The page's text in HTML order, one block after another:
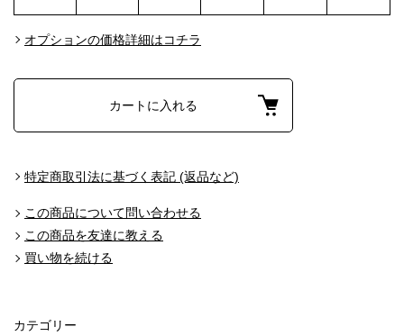
オプションの価格詳細はコチラ
カートに入れる
特定商取引法に基づく表記 (返品など)
この商品について問い合わせる
この商品を友達に教える
買い物を続ける
カテゴリー